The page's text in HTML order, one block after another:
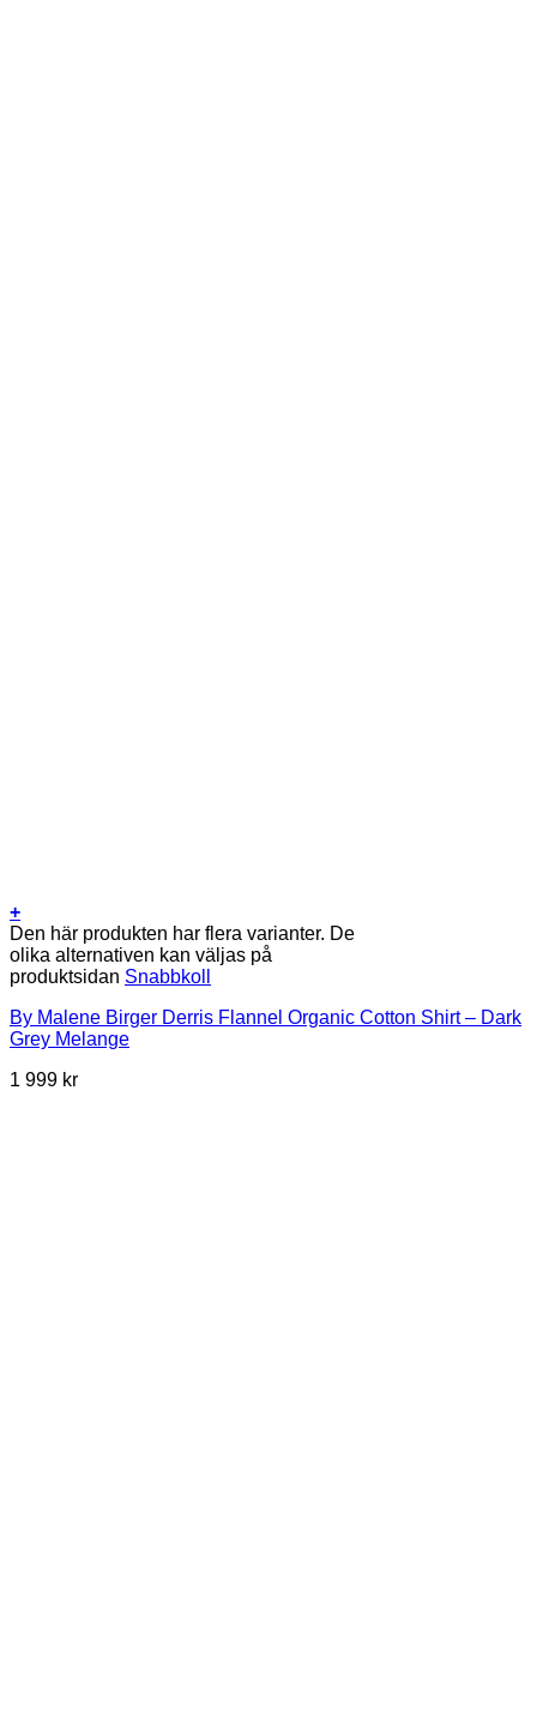
+
Den här produkten har flera varianter. De
olika alternativen kan väljas på
produktsidan Snabbkoll
By Malene Birger Derris Flannel Organic Cotton Shirt – Dark
Grey Melange
1 999 kr